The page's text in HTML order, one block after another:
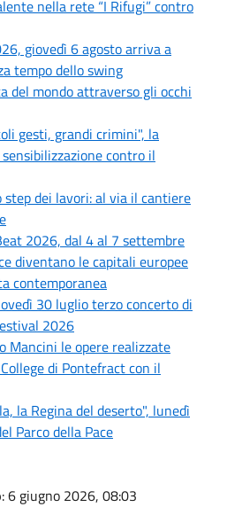
nella rete “I Rifugi” contro
giovedì 6 agosto arriva a
tempo dello swing
del mondo attraverso gli occhi
gesti, grandi crimini", la
contro il
step dei lavori: al via il cantiere
2026, dal 4 al 7 settembre
diventano le capitali europee
contemporanea
30 luglio terzo concerto di
2026
Mancini le opere realizzate
di Pontefract con il
la Regina del deserto", lunedì
Parco della Pace
: 6 giugno 2026, 08:03